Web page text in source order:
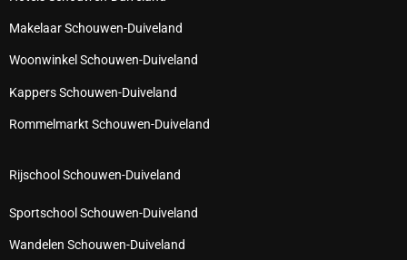
Makelaar Schouwen-Duiveland
Woonwinkel Schouwen-Duiveland
Kappers Schouwen-Duiveland
Rommelmarkt Schouwen-Duiveland
Rijschool Schouwen-Duiveland
Sportschool Schouwen-Duiveland
Wandelen Schouwen-Duiveland